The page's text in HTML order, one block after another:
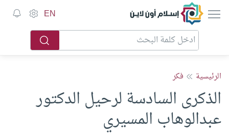
إسلام أون لاين EN
الرئيسية فكر
الذكرى السادسة لرحيل الدكتور
عبدالوهاب المسيري